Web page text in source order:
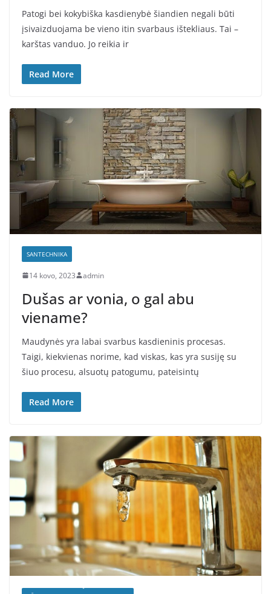
Patogi bei kokybiška kasdienybė šiandien negali būti
įsivaizduojama be vieno itin svarbaus ištekliaus. Tai –
karštas vanduo. Jo reikia ir
Read More
SANTECHNIKA
14 kovo, 2023 admin
Dušas ar vonia, o gal abu
viename?
Maudynės yra labai svarbus kasdieninis procesas.
Taigi, kiekvienas norime, kad viskas, kas yra susiję su
šiuo procesu, alsuotų patogumu, pateisintų
Read More